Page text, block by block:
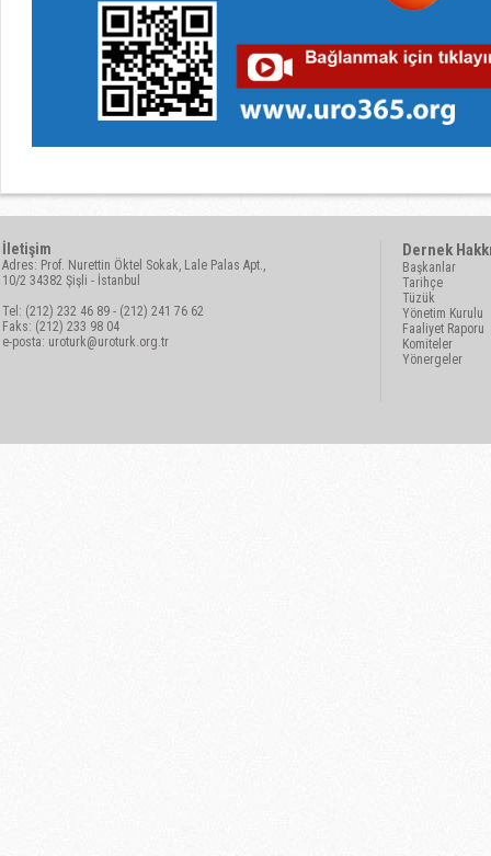
İletişim
Adres: Prof. Nurettin Öktel Sokak, Lale Palas Apt.,
10/2 34382 Şişli - İstanbul
Tel: (212) 232 46 89 - (212) 241 76 62
Faks: (212) 233 98 04
e-posta: uroturk@uroturk.org.tr
Dernek
Başkanlar
Tarihçe
Tüzük
Yönetim Kurulu
Faaliyet Raporu
Komiteler
Yönergeler